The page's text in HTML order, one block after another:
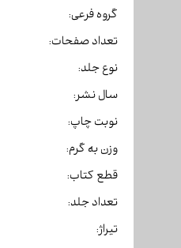
گروه فرعی:
تعداد صفحات:
نوع جلد:
سال نشر:
نوبت چاپ:
وزن به گرم:
قطع کتاب:
تعداد جلد:
تیراژ: